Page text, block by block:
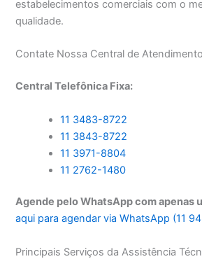
estabelecimentos comerciais com o
qualidade.
Contate Nossa Central de Atendimento
Central Telefônica Fixa:
11 3483-8722
11 3843-8722
11 3971-8804
11 2762-1480
Agende pelo WhatsApp com apenas
aqui para agendar via WhatsApp (11
Principais Serviços da Assistência